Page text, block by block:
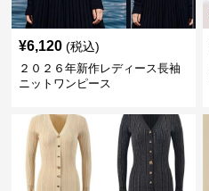
¥6,120 (税込)
２０２６年新作レディース長袖
ニットワンピース